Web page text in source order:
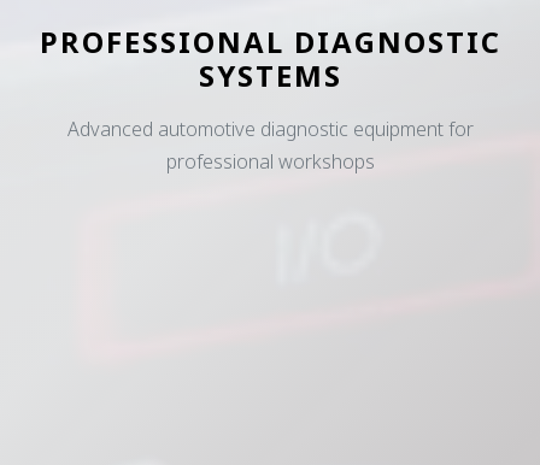
PROFESSIONAL DIAGNOSTIC
SYSTEMS
Advanced automotive diagnostic equipment for
professional workshops